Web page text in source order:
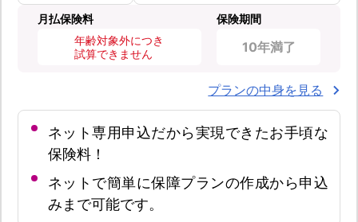
月払保険料
年齢対象外につき
試算できません
保険期間
10年満了
プランの中身を見る
ネット専用申込だから実現できたお手頃な
保険料！
ネットで簡単に保障プランの作成から申込
みまで可能です。